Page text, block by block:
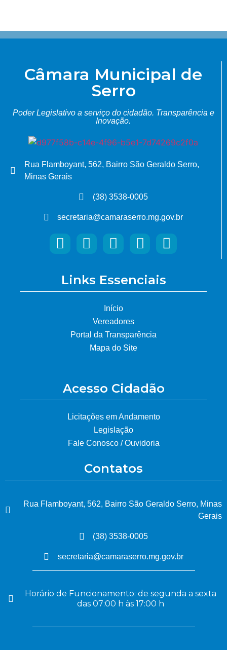
Câmara Municipal de
Serro
Poder Legislativo a serviço do cidadão. Transparência e
Inovação.
Rua Flamboyant, 562, Bairro São Geraldo Serro,
Minas Gerais
(38) 3538-0005
secretaria@camaraserro.mg.gov.br
Links Essenciais
Início
Vereadores
Portal da Transparência
Mapa do Site
Acesso Cidadão
Licitações em Andamento
Legislação
Fale Conosco / Ouvidoria
Contatos
Rua Flamboyant, 562, Bairro São Geraldo Serro, Minas
Gerais
(38) 3538-0005
secretaria@camaraserro.mg.gov.br
Horário de Funcionamento: de segunda a sexta
das 07:00 h às 17:00 h